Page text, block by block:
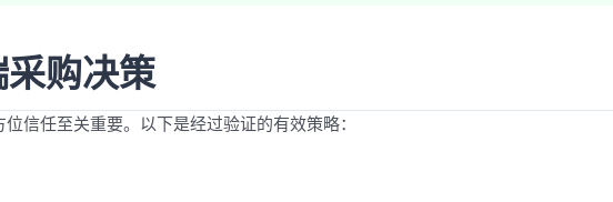
购决策
位信任至关重要。以下是经过验证的有效策略：